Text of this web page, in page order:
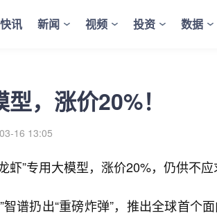
快讯 新闻 视频 投资 数据
，涨价20%！
16 13:05
虾”专用大模型，涨价20%，仍供不应
谱扔出“重磅炸弹”，推出全球首个